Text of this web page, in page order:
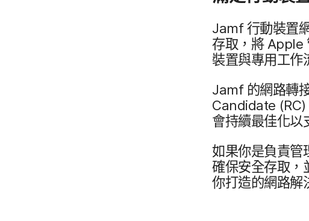
Jamf行動​裝置​
存取，​將Apple
裝置​與​專用​工作​
Jamf 的​網路​轉
Candidate (RC)
會​持續​最佳化以​
如果​你​是​負責​管
確保​安全​存取，​
你​打造​的​網路​解